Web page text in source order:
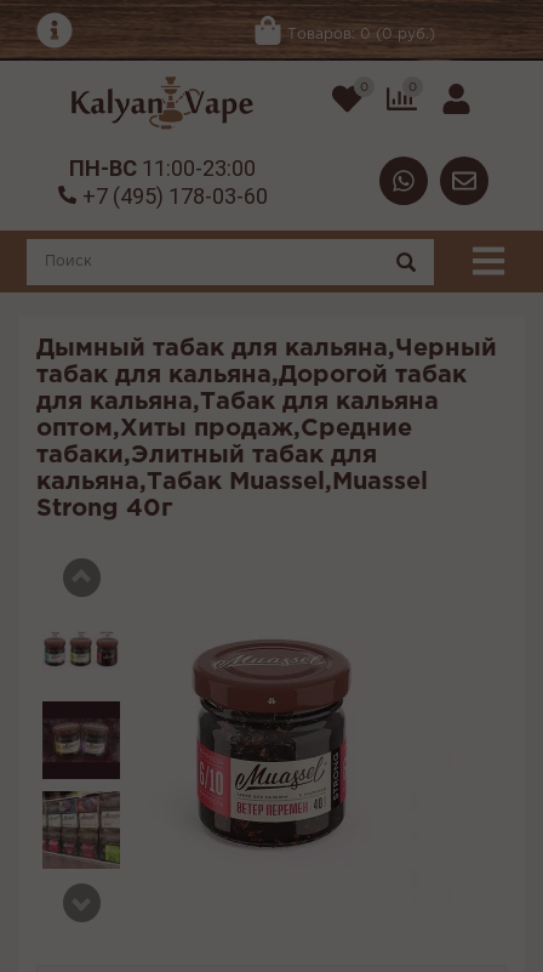
Товаров: 0 (0 руб.)
0 0
ПН-ВС 11:00-23:00
+7 (495) 178-03-60
Дымный табак для кальяна,Черный
табак для кальяна,Дорогой табак
для кальяна,Табак для кальяна
оптом,Хиты продаж,Средние
табаки,Элитный табак для
кальяна,Табак Muassel,Muassel
Strong 40г